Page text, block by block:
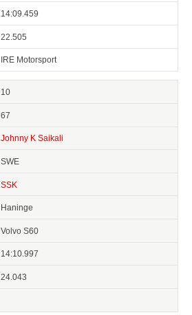
14:09.459
22.505
IRE Motorsport
10
67
Johnny K Saikali
SWE
SSK
Haninge
Volvo S60
14:10.997
24.043